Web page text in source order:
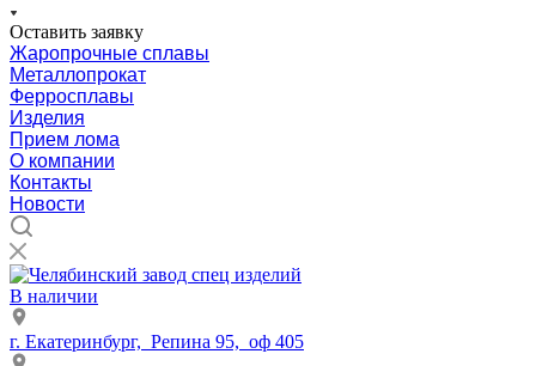
Оставить заявку
Жаропрочные сплавы
Металлопрокат
Ферросплавы
Изделия
Прием лома
О компании
Контакты
Новости
В наличии
г. Екатеринбург, Репина 95, оф 405